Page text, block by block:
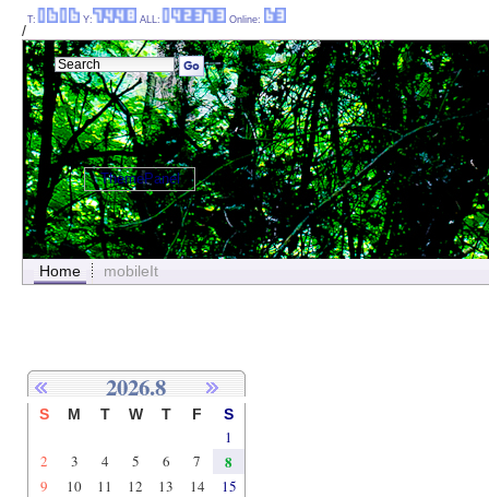
/
Home mobileIt
2026.8
S M T W T F S
1
2
3 4 5 6 7 8
9 10 11 12 13 14
15
T: Y: ALL: Online:
ThemePanel